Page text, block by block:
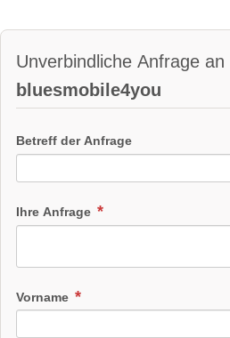
Unverbindliche Anfrage an
bluesmobile4you
Betreff der Anfrage
Ihre Anfrage
Vorname